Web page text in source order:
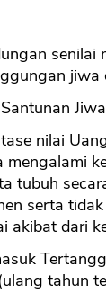
senilai
jiwa
nilai
mengalami
tubuh
serta
akibat dari
tahun